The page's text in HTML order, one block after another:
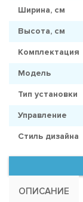
Ширина, см
Высота, см
Комплектация
Модель
Тип установки
Управление
Стиль дизайна
ОПИСАНИЕ